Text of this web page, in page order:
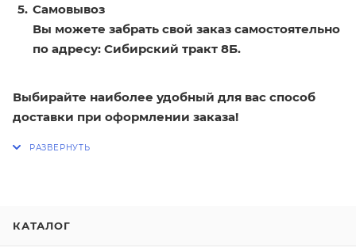
Самовывоз
Вы можете забрать свой заказ самостоятельно
по адресу: Сибирский тракт 8Б.
Выбирайте наиболее удобный для вас способ
доставки при оформлении заказа!
КАТАЛОГ